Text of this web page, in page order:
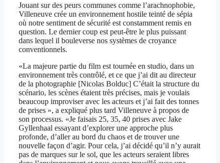
Jouant sur des peurs communes comme l’arachnophobie,
Villeneuve crée un environnement hostile teinté de sépia
où notre sentiment de sécurité est constamment remis en
question. Le dernier coup est peut-être le plus puissant
dans lequel il bouleverse nos systèmes de croyance
conventionnels.
«La majeure partie du film est tournée en studio, dans un
environnement très contrôlé, et ce que j’ai dit au directeur
de la photographie [Nicolas Bolduc] C’était la structure du
scénario, les scènes étaient très précises, mais je voulais
beaucoup improviser avec les acteurs et j’ai fait des tonnes
de prises », a expliqué plus tard Villeneuve à propos de
son processus. «Je faisais 25, 35, 40 prises avec Jake
Gyllenhaal essayant d’explorer une approche plus
profonde, d’aller au bord du chaos et de trouver une
nouvelle façon d’agir. Pour cela, j’ai décidé qu’il n’y aurait
pas de marques sur le sol, que les acteurs seraient libres